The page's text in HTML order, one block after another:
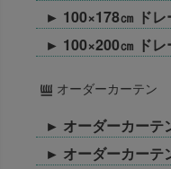
► 100×178㎝ ドレ
► 100×200㎝ ドレ
オーダーカーテン
► オーダーカーテ
► オーダーカーテ